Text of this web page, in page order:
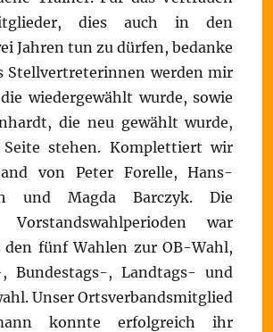
dies auch in den
Jahren tun zu dürfen, bedanke
Stellvertreterinnen werden mir
wiedergewählt wurde, sowie
die neu gewählt wurde,
stehen. Komplettiert wir
von Peter Forelle, Hans-
und Magda Barczyk. Die
Vorstandswahlperioden war
den fünf Wahlen zur OB-Wahl,
Bundestags-, Landtags- und
Unser Ortsverbandsmitglied
konnte erfolgreich ihr